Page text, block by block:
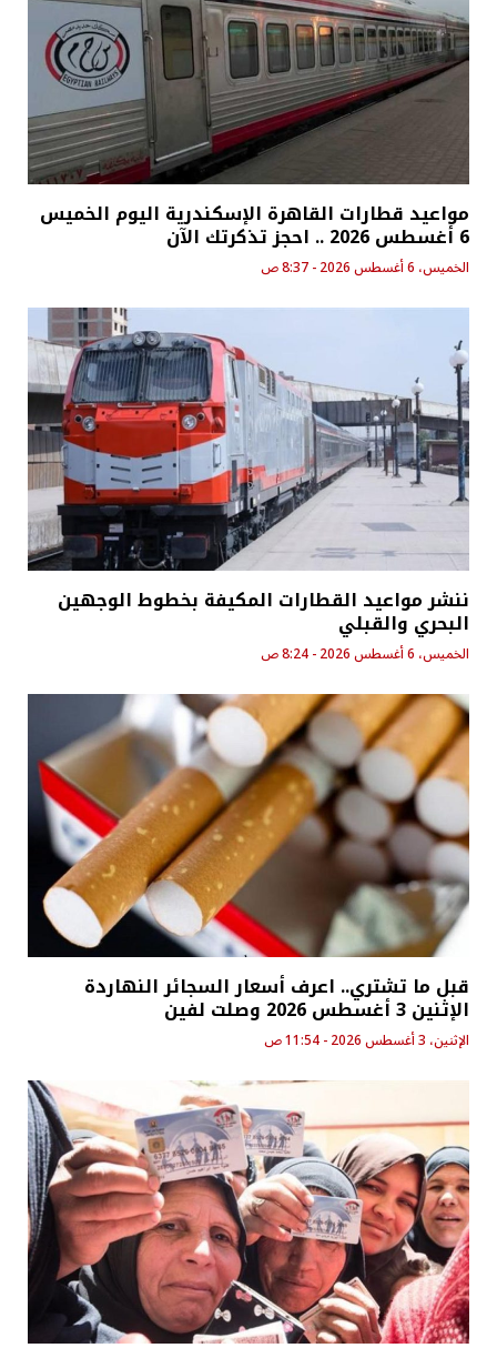
مواعيد قطارات القاهرة الإسكندرية اليوم الخميس
6 أغسطس 2026 .. احجز تذكرتك الآن
الخميس، 6 أغسطس 2026 - 8:37 ص
ننشر مواعيد القطارات المكيفة بخطوط الوجهين
البحري والقبلي
الخميس، 6 أغسطس 2026 - 8:24 ص
قبل ما تشتري.. اعرف أسعار السجائر النهاردة
الإثنين 3 أغسطس 2026 وصلت لفين
الإثنين، 3 أغسطس 2026 - 11:54 ص